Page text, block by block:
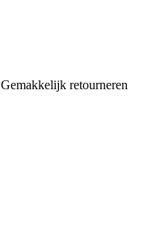
Gemakkelijk retourneren